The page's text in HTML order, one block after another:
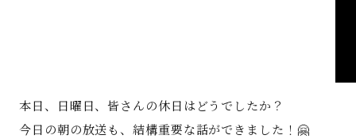
本日、日曜日、皆さんの休日はどうでしたか？
今日の朝の放送も、結構重要な話ができました！🤗